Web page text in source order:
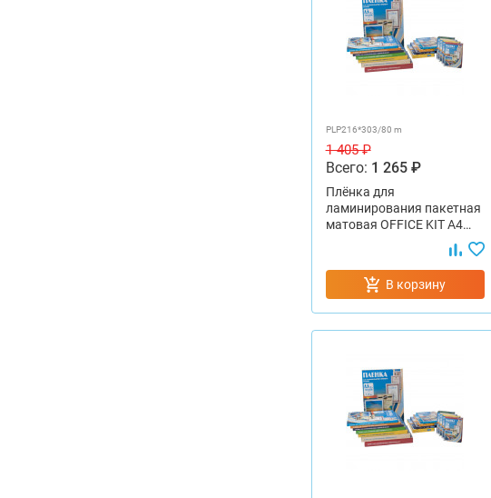
PLP216*303/80 m
1 405 ₽
Всего: 1 265 ₽
Плёнка для
ламинирования пакетная
матовая OFFICE KIT А4…
В корзину